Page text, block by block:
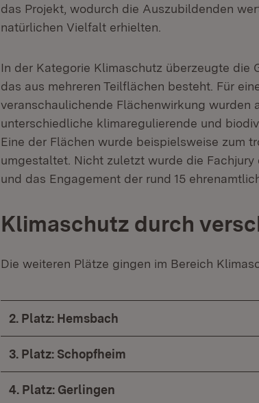
das Projekt, wodurch die Auszubildenden
natürlichen Vielfalt erhielten.
In der Kategorie Klimaschutz überzeugte die
das aus mehreren Teilflächen besteht. Für
veranschaulichende Flächenwirkung wurden
unterschiedliche klimaregulierende und
Eine der Flächen wurde beispielsweise zum
umgestaltet. Nicht zuletzt wurde die
und das Engagement der rund 15
Klimaschutz durch
Die weiteren Plätze gingen im Bereich
2. Platz: Hemsbach
3. Platz: Schopfheim
4. Platz: Gerlingen